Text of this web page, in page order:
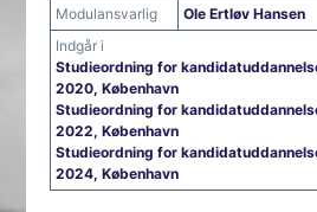
Modulansvarlig
Ole Ertløv Hansen
Indgår i
Studieordning for
2020, København
Studieordning for
2022, København
Studieordning for
2024, København